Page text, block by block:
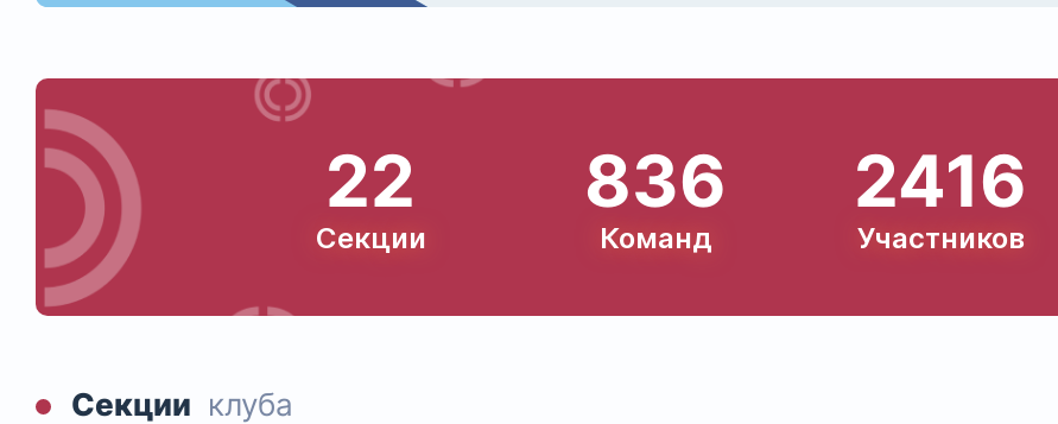
22
Секции
836
Команд
2416
Участников
Секции клуба